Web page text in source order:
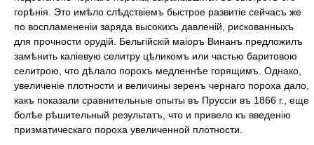
горѣнія. Это имѣло слѣдствіемъ быстрое развитіе сейчасъ же
по воспламененіи заряда высокихъ давленій, рискованныхъ
для прочности орудій. Бельгійскій маіоръ Винанъ предложилъ
замѣнить каліевую селитру цѣликомъ или частью баритовою
селитрою, что дѣлало порохъ медленнѣе горящимъ. Однако,
увеличеніе плотности и величины зеренъ чернаго пороха дало,
какъ показали сравнительные опыты въ Пруссіи въ 1866 г., еще
болѣе рѣшительный результатъ, что и привело къ введенію
призматическаго пороха увеличенной плотности.